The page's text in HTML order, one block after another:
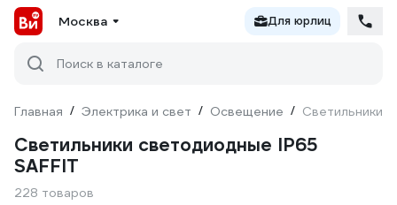
Москва Для юрлиц
Поиск в каталоге
Главная / Электрика и свет / Освещение / Светильники
Светильники светодиодные IP65
SAFFIT
228 товаров